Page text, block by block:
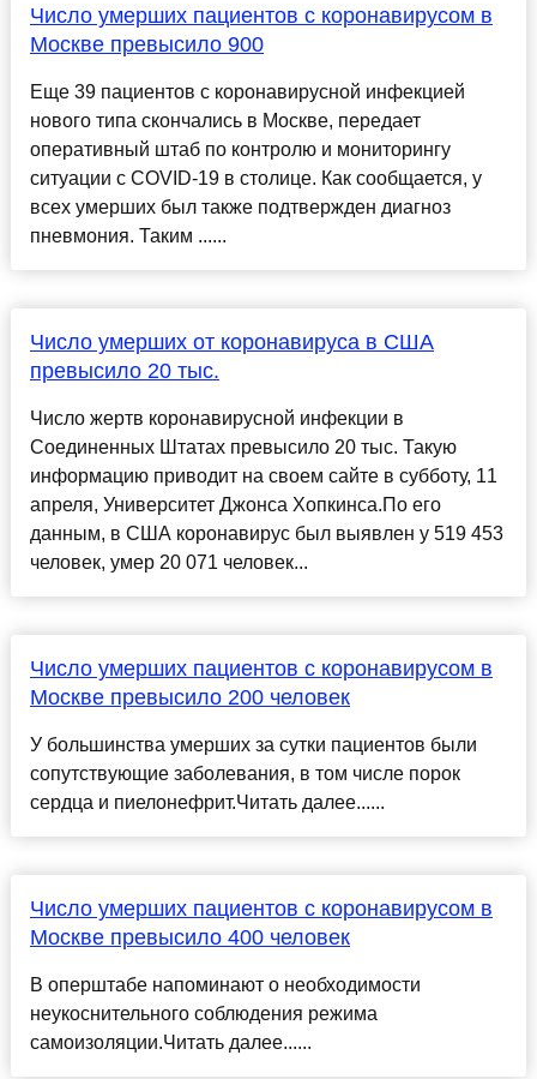
Число умерших пациентов с коронавирусом в
Москве превысило 900
Еще 39 пациентов с коронавирусной инфекцией
нового типа скончались в Москве, передает
оперативный штаб по контролю и мониторингу
ситуации с COVID-19 в столице. Как сообщается, у
всех умерших был также подтвержден диагноз
пневмония. Таким ......
Число умерших от коронавируса в США
превысило 20 тыс.
Число жертв коронавирусной инфекции в
Соединенных Штатах превысило 20 тыс. Такую
информацию приводит на своем сайте в субботу, 11
апреля, Университет Джонса Хопкинса.По его
данным, в США коронавирус был выявлен у 519 453
человек, умер 20 071 человек...
Число умерших пациентов с коронавирусом в
Москве превысило 200 человек
У большинства умерших за сутки пациентов были
сопутствующие заболевания, в том числе порок
сердца и пиелонефрит.Читать далее......
Число умерших пациентов с коронавирусом в
Москве превысило 400 человек
В оперштабе напоминают о необходимости
неукоснительного соблюдения режима
самоизоляции.Читать далее......